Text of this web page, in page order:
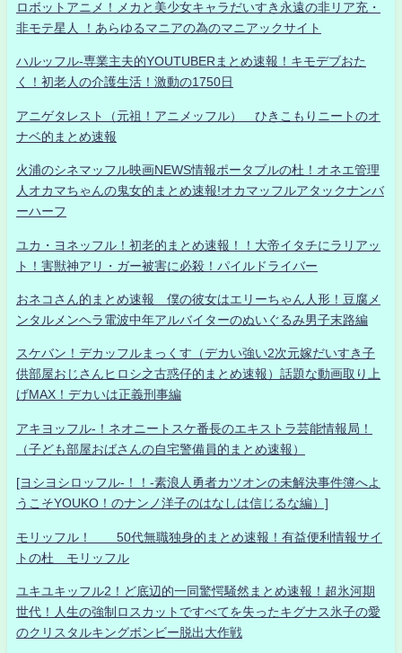
ロボットアニメ！メカと美少女キャラだいすき永遠の非リア充・
非モテ星人 ！あらゆるマニアの為のマニアックサイト
ハルッフル-専業主夫的YOUTUBERまとめ速報！キモデブおた
く！初老人の介護生活！激動の1750日
アニゲタレスト（元祖！アニメッフル） ひきこもりニートのオ
ナベ的まとめ速報
火浦のシネマッフル映画NEWS情報ポータブルの杜！オネエ管理
人オカマちゃんの鬼女的まとめ速報!オカマッフルアタックナンバ
ーハーフ
ユカ・ヨネッフル！初老的まとめ速報！！大帝イタチにラリアッ
ト！害獣神アリ・ガー被害に必殺！パイルドライバー
おネコさん的まとめ速報 僕の彼女はエリーちゃん人形！豆腐メ
ンタルメンヘラ電波中年アルバイターのぬいぐるみ男子末路編
スケバン！デカッフルまっくす（デカい強い2次元嫁だいすき子
供部屋おじさんヒロシ之古惑仔的まとめ速報）話題な動画取り上
げMAX！デカいは正義刑事編
アキヨッフル-！ネオニートスケ番長のエキストラ芸能情報局！
（子ども部屋おばさんの自宅警備員的まとめ速報）
[ヨシヨシロッフル-！！-素浪人勇者カツオンの未解決事件簿へよ
うこそYOUKO！のナンノ洋子のはなしは信じるな編）]
モリッフル！ 50代無職独身的まとめ速報！有益便利情報サイ
トの杜 モリッフル
ユキユキッフル2！ど底辺的一同驚愕騒然まとめ速報！超氷河期
世代！人生の強制ロスカットですべてを失ったキグナス氷子の愛
のクリスタルキングボンビー脱出大作戦